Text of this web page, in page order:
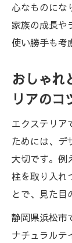
心なものにな
家族の成長や
使い勝手も考
おしゃれ
リアのコ
エクステリア
ためには、デ
大切です。例
柱を取り入れ
とで、見た目
静岡県浜松市
ナチュラルテ